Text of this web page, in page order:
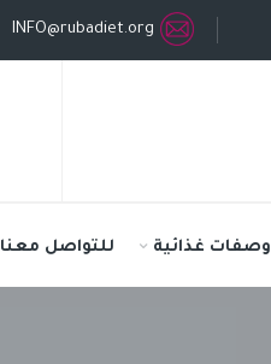
INFO@rubadiet.org
وصفات غذائية للتواصل معنا